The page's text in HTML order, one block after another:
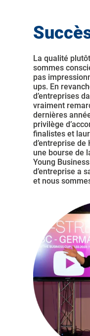
La qualité
sommes
pas
ups. En
d’entreprises
vraiment
dernières
privilège
finalistes et
d’entreprise de
une bourse de
Young
d’entreprise a
et nous